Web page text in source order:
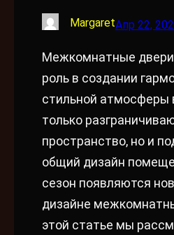
MargaretАпр 22,
Межкомнатные
роль в создании
стильной атмосферы
только
пространство, но и
общий дизайн
сезон появляются
дизайне
этой статье мы